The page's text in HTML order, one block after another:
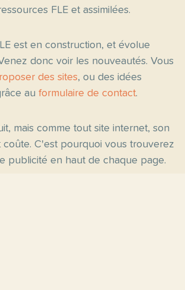
FLE et assimilées.
est en construction, et évolue
donc voir les nouveautés. Vous
des sites, ou des idées
au formulaire de contact.
mais comme tout site internet, son
C'est pourquoi vous trouverez
publicité en haut de chaque page.